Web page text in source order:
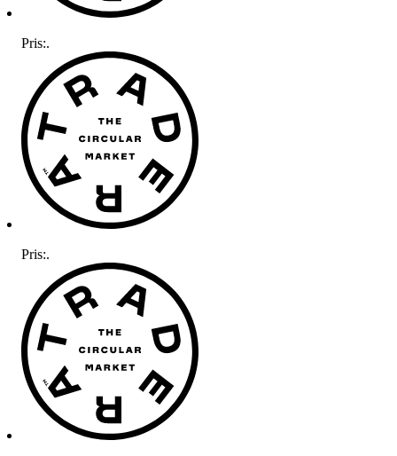
Pris:.
Pris:.